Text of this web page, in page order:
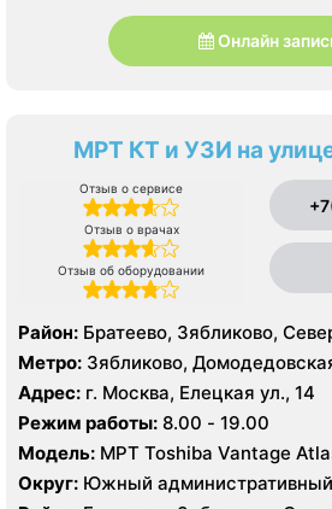
Онлайн
МРТ КТ и УЗИ на
Отзыв о сервисе
Отзыв о врачах
Отзыв об оборудовании
Район: Братеево, Зябликово,
Борисово, Южное Орехово-
Метро: Зябликово,
Атинская, Красногвардейская,
Адрес: г. Москва, Елецкая ул., 14
Режим работы: 8.00 - 19.00
Модель: МРТ Toshiba Vantage
AQUILION RXL 16 срезов, УЗИ
Округ: Южный административный